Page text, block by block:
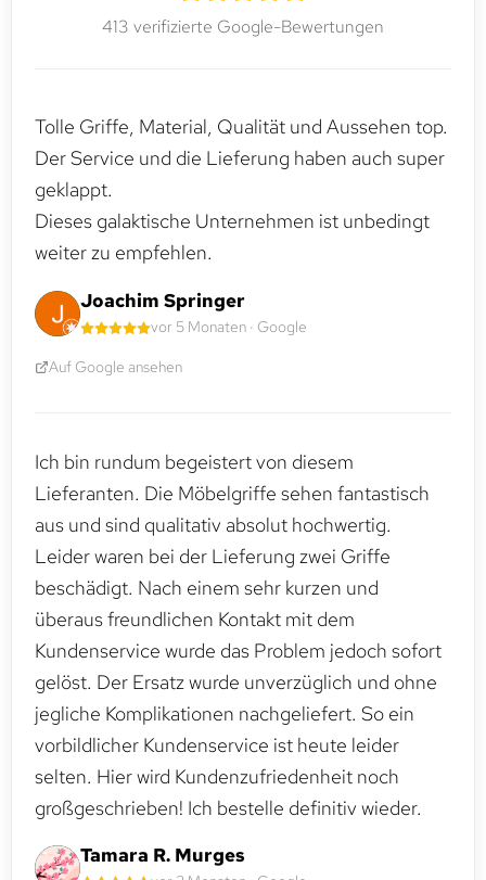
413 verifizierte Google-Bewertungen
Tolle Griffe, Material, Qualität und Aussehen top.
Der Service und die Lieferung haben auch super
geklappt.
Dieses galaktische Unternehmen ist unbedingt
weiter zu empfehlen.
Joachim Springer
vor 5 Monaten · Google
Auf Google ansehen
Ich bin rundum begeistert von diesem
Lieferanten. Die Möbelgriffe sehen fantastisch
aus und sind qualitativ absolut hochwertig.
Leider waren bei der Lieferung zwei Griffe
beschädigt. Nach einem sehr kurzen und
überaus freundlichen Kontakt mit dem
Kundenservice wurde das Problem jedoch sofort
gelöst. Der Ersatz wurde unverzüglich und ohne
jegliche Komplikationen nachgeliefert. So ein
vorbildlicher Kundenservice ist heute leider
selten. Hier wird Kundenzufriedenheit noch
großgeschrieben! Ich bestelle definitiv wieder.
Tamara R. Murges